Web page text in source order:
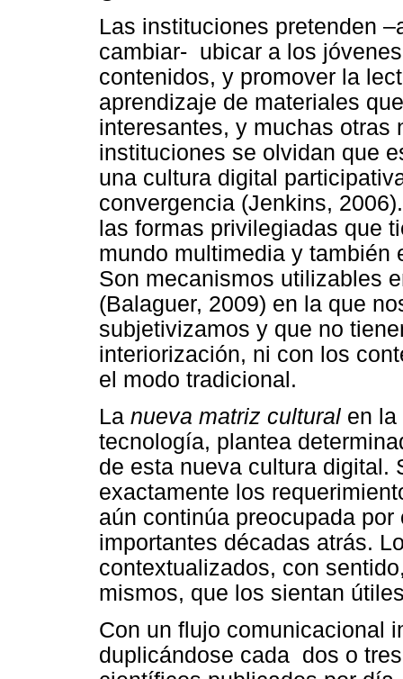
Las instituciones pretenden
cambiar- ubicar a los
contenidos, y promover la
aprendizaje de materiales
interesantes, y muchas otras
instituciones se olvidan que
una cultura digital
convergencia (Jenkins,
las formas privilegiadas que
mundo multimedia y también
Son mecanismos utilizables
(Balaguer, 2009) en la que
subjetivizamos y que no
interiorización, ni con los
el modo tradicional.
La nueva matriz cultural en la
tecnología, plantea
de esta nueva cultura digital.
exactamente los
aún continúa preocupada
importantes décadas atrás.
contextualizados, con
mismos, que los sientan
Con un flujo comunicacional
duplicándose cada dos o